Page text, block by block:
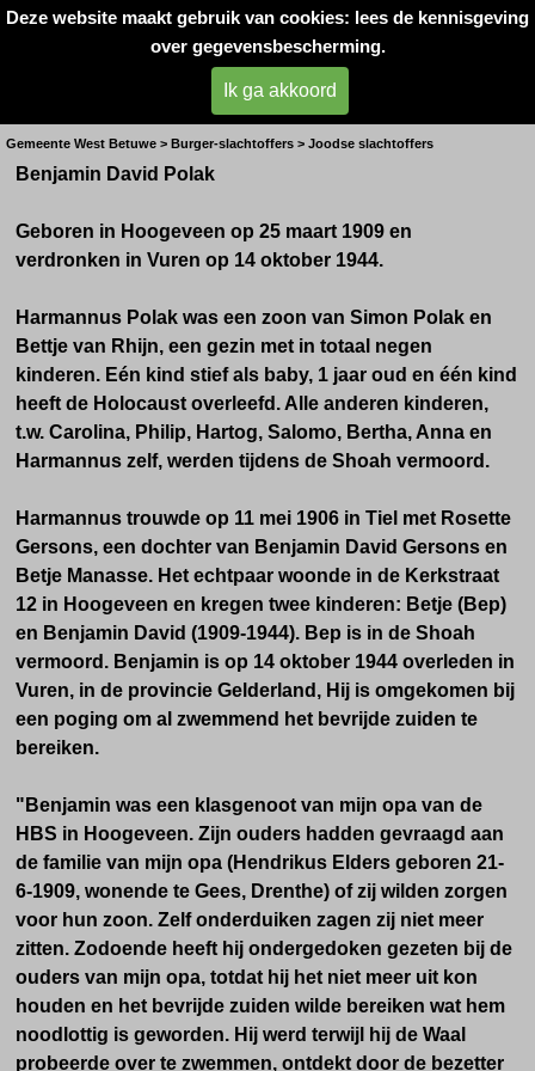
Deze website maakt gebruik van cookies: lees de kennisgeving
over gegevensbescherming.
Ik ga akkoord
Oorlogsslachtoffers
West- Betuwe
Joods slachtoffer uit Vuren
Gemeente West Betuwe > Burger-slachtoffers > Joodse slachtoffers
Benjamin David Polak
Geboren in Hoogeveen op 25 maart 1909 en
verdronken in Vuren op 14 oktober 1944.
Harmannus Polak was een zoon van Simon Polak en
Bettje van Rhijn, een gezin met in totaal negen
kinderen. Eén kind stief als baby, 1 jaar oud en één kind
heeft de Holocaust overleefd. Alle anderen kinderen,
t.w. Carolina, Philip, Hartog, Salomo, Bertha, Anna en
Harmannus zelf, werden tijdens de Shoah vermoord.
Harmannus trouwde op 11 mei 1906 in Tiel met Rosette
Gersons, een dochter van Benjamin David Gersons en
Betje Manasse. Het echtpaar woonde in de Kerkstraat
12 in Hoogeveen en kregen twee kinderen: Betje (Bep)
en Benjamin David (1909-1944). Bep is in de Shoah
vermoord. Benjamin is op 14 oktober 1944 overleden in
Vuren, in de provincie Gelderland, Hij is omgekomen bij
een poging om al zwemmend het bevrijde zuiden te
bereiken.
"Benjamin was een klasgenoot van mijn opa van de
HBS in Hoogeveen. Zijn ouders hadden gevraagd aan
de familie van mijn opa (Hendrikus Elders geboren 21-
6-1909, wonende te Gees, Drenthe) of zij wilden zorgen
voor hun zoon. Zelf onderduiken zagen zij niet meer
zitten. Zodoende heeft hij ondergedoken gezeten bij de
ouders van mijn opa, totdat hij het niet meer uit kon
houden en het bevrijde zuiden wilde bereiken wat hem
noodlottig is geworden. Hij werd terwijl hij de Waal
probeerde over te zwemmen, ontdekt door de bezetter